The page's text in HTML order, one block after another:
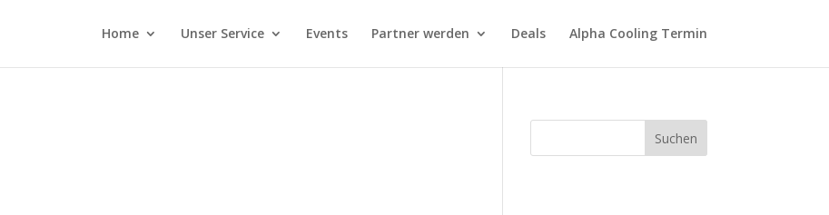
Home Unser Service Events Partner werden Deals Alpha Cooling Termin
Suchen